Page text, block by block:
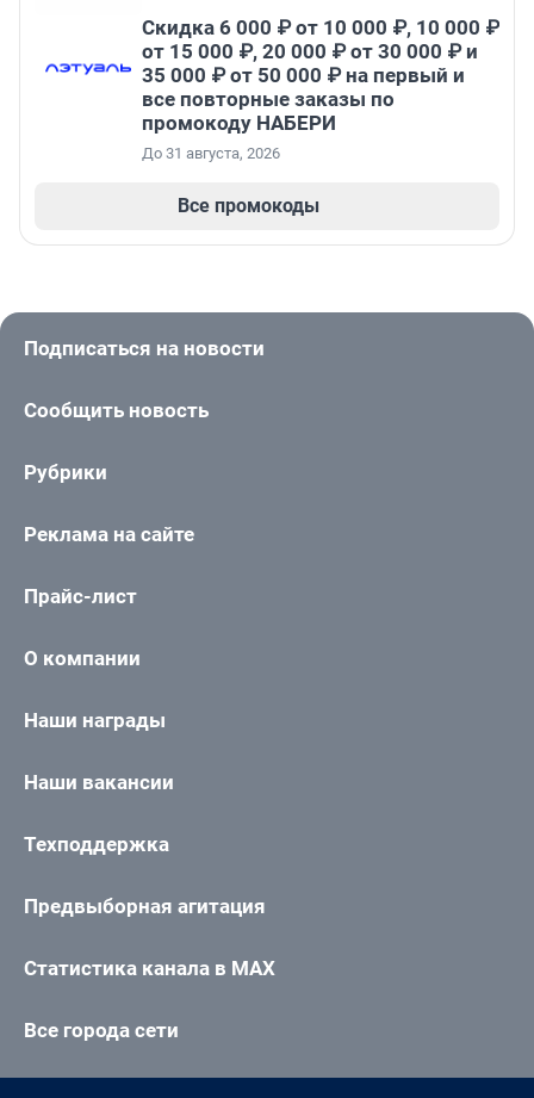
Скидка 6 000 ₽ от 10 000 ₽, 10 000 ₽
от 15 000 ₽, 20 000 ₽ от 30 000 ₽ и
35 000 ₽ от 50 000 ₽ на первый и
все повторные заказы по
промокоду НАБЕРИ
До 31 августа, 2026
Все промокоды
Подписаться на новости
Сообщить новость
Рубрики
Реклама на сайте
Прайс-лист
О компании
Наши награды
Наши вакансии
Техподдержка
Предвыборная агитация
Статистика канала в MAX
Все города сети